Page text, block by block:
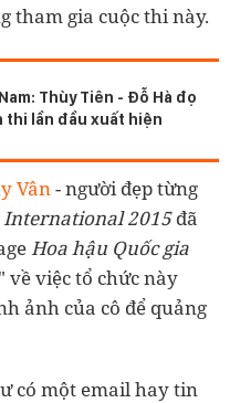
tham gia cuộc thi này.
Thùy Tiên - Đỗ Hà đọ
thi lần đầu xuất hiện
Vân- người đẹp từng
International 2015đã
Hoa hậu Quốc gia
về việc tổ chức này
ảnh của cô để quảng
có một email hay tin